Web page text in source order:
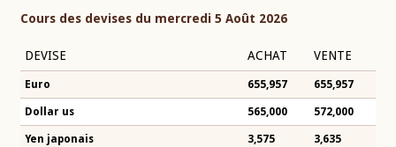
Cours des devises du mercredi 5 Août 2026
DEVISE ACHAT VENTE
Euro 655,957 655,957
Dollar us 565,000 572,000
Yen japonais 3,575 3,635